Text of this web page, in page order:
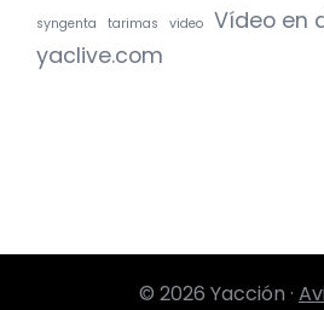
syngenta tarimas video Vídeo en
yaclive.com
© 2026 Yacción ·